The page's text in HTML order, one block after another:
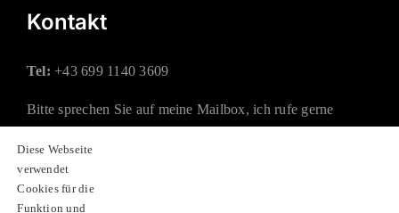
Kontakt
Tel: +43 699 1140 3609
Bitte sprechen Sie auf meine Mailbox, ich rufe gerne
Mail: office@rauchberger.at
Diese Webseite
verwendet
Cookies für die
Funktion und